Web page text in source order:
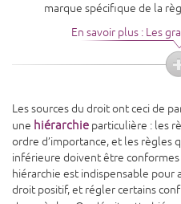
marque spécifique de la
En savoir plus : Les
Les sources du droit ont ceci de
une hiérarchie particulière : les
ordre d’importance, et les règles
inférieure doivent être
hiérarchie est indispensable pour
droit positif, et régler certains